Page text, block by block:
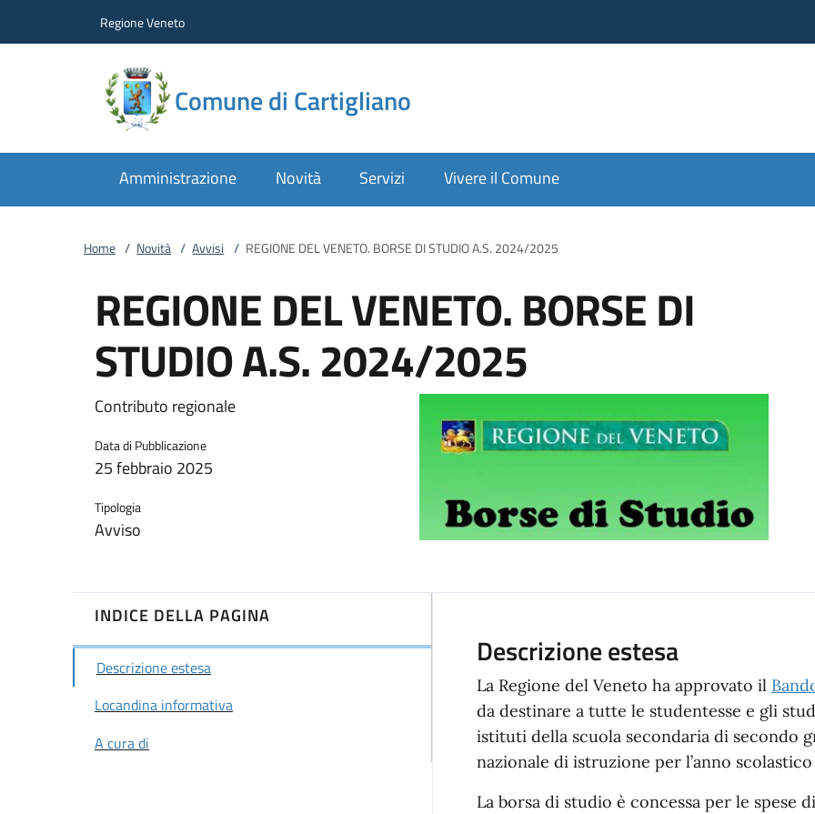
Regione Veneto
Comune di Cartigliano
Amministrazione Novità Servizi Vivere il Comune
Home / Novità / Avvisi / REGIONE DEL VENETO. BORSE DI STUDIO A.S. 2024/2025
REGIONE DEL VENETO. BORSE DI
STUDIO A.S. 2024/2025
Contributo regionale
Data di Pubblicazione
25 febbraio 2025
Tipologia
Avviso
INDICE DELLA PAGINA
Descrizione estesa
Locandina informativa
A cura di
Descrizione estesa
La Regione del Veneto ha approvato il
da destinare a tutte le studentesse e gli
istituti della scuola secondaria di secondo
nazionale di istruzione per l’anno
La borsa di studio è concessa per le spese